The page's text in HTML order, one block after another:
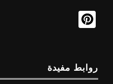
روابط مفيدة